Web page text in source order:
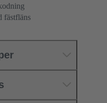
fästfläns